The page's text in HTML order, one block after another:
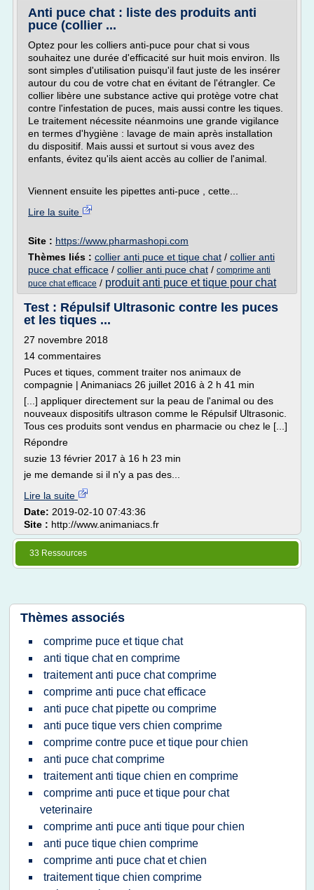
Anti puce chat : liste des produits anti
puce (collier ...
Optez pour les colliers anti-puce pour chat si vous
souhaitez une durée d'efficacité sur huit mois environ. Ils
sont simples d'utilisation puisqu'il faut juste de les insérer
autour du cou de votre chat en évitant de l'étrangler. Ce
collier libère une substance active qui protège votre chat
contre l'infestation de puces, mais aussi contre les tiques.
Le traitement nécessite néanmoins une grande vigilance
en termes d'hygiène : lavage de main après installation
du dispositif. Mais aussi et surtout si vous avez des
enfants, évitez qu'ils aient accès au collier de l'animal.
Viennent ensuite les pipettes anti-puce , cette...
Lire la suite
Site : https://www.pharmashopi.com
Thèmes liés : collier anti puce et tique chat / collier anti
puce chat efficace / collier anti puce chat / comprime anti
puce chat efficace / produit anti puce et tique pour chat
Test : Répulsif Ultrasonic contre les puces
et les tiques ...
27 novembre 2018
14 commentaires
Puces et tiques, comment traiter nos animaux de
compagnie | Animaniacs 26 juillet 2016 à 2 h 41 min
[...] appliquer directement sur la peau de l'animal ou des
nouveaux dispositifs ultrason comme le Répulsif Ultrasonic.
Tous ces produits sont vendus en pharmacie ou chez le [...]
Répondre
suzie 13 février 2017 à 16 h 23 min
je me demande si il n'y a pas des...
Lire la suite
Date: 2019-02-10 07:43:36
Site : http://www.animaniacs.fr
33 Ressources
Thèmes associés
comprime puce et tique chat
anti tique chat en comprime
traitement anti puce chat comprime
comprime anti puce chat efficace
anti puce chat pipette ou comprime
anti puce tique vers chien comprime
comprime contre puce et tique pour chien
anti puce chat comprime
traitement anti tique chien en comprime
comprime anti puce et tique pour chat
veterinaire
comprime anti puce anti tique pour chien
anti puce tique chien comprime
comprime anti puce chat et chien
traitement tique chien comprime